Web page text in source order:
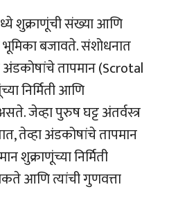
शुक्राणूंची संख्या आणि
भूमिका बजावते. संशोधनात
तापमान (Scrotal
निर्मिती आणि
जेव्हा पुरुष घट्ट अंतर्वस्त्र
तेव्हा अंडकोषांचे तापमान
शुक्राणूंच्या निर्मिती
आणि त्यांची गुणवत्ता